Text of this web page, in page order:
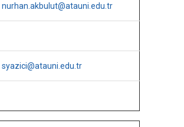
nurhan.akbulut@atauni.edu.tr
syazici@atauni.edu.tr